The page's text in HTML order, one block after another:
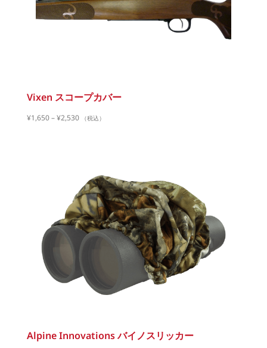
Vixen スコープカバー
¥1,650–¥2,530 （税込）
Alpine Innovations バイノスリッカー